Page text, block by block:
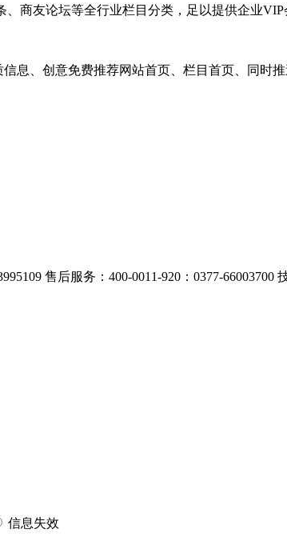
商友论坛等全行业栏目分类，足以提供企业VIP
息、创意免费推荐网站首页、栏目首页、同时
售后服务：400-0011-920：0377-66003700 技
信息失效